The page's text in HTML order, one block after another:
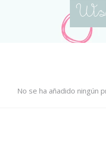
No se ha añadido ningún